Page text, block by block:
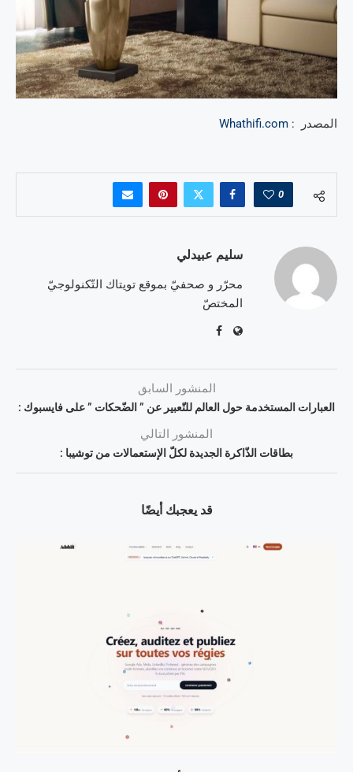
المصدر : Whathifi.com
0
سليم عبيدلي
محرّر و صحفيّ بموقع تويتاك التّكنولوجيّ
المختصّ
المنشور السابق
العبارات المستخدمة حول العالم للتّعبير عن ” الضّحكات ” على فايسبوك :
المنشور التالي
بطاقات الذّاكرة الجديدة لكلّ الإستعمالات من توشيبا :
قد يعجبك أيضًا